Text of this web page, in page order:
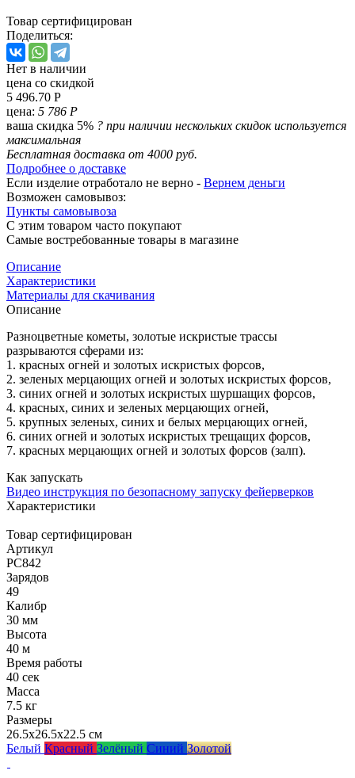
Товар сертифицирован
Поделиться:
Нет в наличии
цена со скидкой
5 496.70 Р
цена: 5 786 Р
ваша скидка 5% ? при наличии нескольких скидок используется
максимальная
Бесплатная доставка от 4000 руб.
Подробнее о доставке
Если изделие отработало не верно - Вернем деньги
Возможен самовывоз:
Пункты самовывоза
С этим товаром часто покупают
Самые востребованные товары в магазине
Описание
Характеристики
Материалы для скачивания
Описание
Разноцветные кометы, золотые искристые трассы
разрываются сферами из:
1. красных огней и золотых искристых форсов,
2. зеленых мерцающих огней и золотых искристых форсов,
3. синих огней и золотых искристых шуршащих форсов,
4. красных, синих и зеленых мерцающих огней,
5. крупных зеленых, синих и белых мерцающих огней,
6. синих огней и золотых искристых трещащих форсов,
7. красных мерцающих огней и золотых форсов (залп).
Как запускать
Видео инструкция по безопасному запуску фейерверков
Характеристики
Товар сертифицирован
Артикул
РС842
Зарядов
49
Калибр
30 мм
Высота
40 м
Время работы
40 сек
Масса
7.5 кг
Размеры
26.5x26.5x22.5 см
Белый Красный Зелёный Синий Золотой